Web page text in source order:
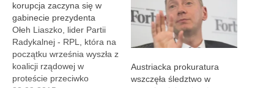
korupcja zaczyna się w
gabinecie prezydenta
Ołeh Liaszko, lider Partii
Radykalnej - RPL, która na
początku września wyszła z
koalicji rządowej w
proteście przeciwko
Austriacka prokuratura
wszczęła śledztwo w